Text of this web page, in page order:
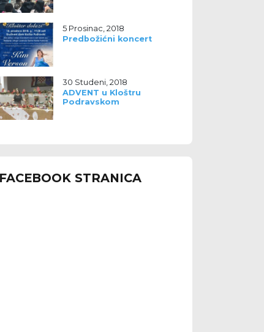
5 Prosinac, 2018
Predbožićni koncert
30 Studeni, 2018
ADVENT u Kloštru
Podravskom
FACEBOOK STRANICA